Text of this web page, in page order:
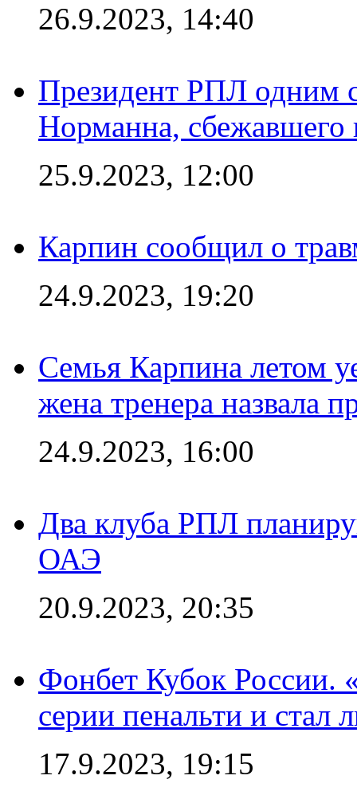
26.9.2023, 14:40
Президент РПЛ одним
Норманна, сбежавшего
25.9.2023, 12:00
Карпин сообщил о
24.9.2023, 19:20
Семья Карпина летом
жена тренера назвала
24.9.2023, 16:00
Два клуба РПЛ
ОАЭ
20.9.2023, 20:35
Фонбет Кубок России.
серии пенальти и стал
17.9.2023, 19:15